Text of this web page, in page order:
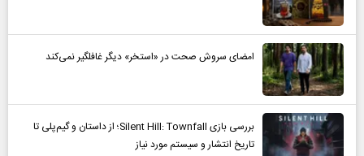
امضای سروش صحت در «استخر» دیگر غافلگیر نمی‌کند
بررسی بازی Silent Hill: Townfall؛ از داستان و گیم‌پلی تا
تاریخ انتشار و سیستم مورد نیاز